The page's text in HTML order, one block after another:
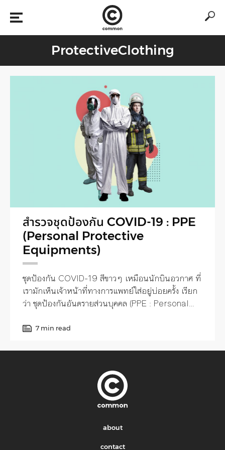
ProtectiveClothing
สำรวจชุดป้องกัน COVID-19 : PPE
(Personal Protective
Equipments)
ชุดป้องกัน COVID-19 สีขาวๆ เหมือนนักบินอวกาศ ที่
เรามักเห็นเจ้าหน้าที่ทางการแพทย์ใส่อยู่บ่อยครั้ง เรียก
ว่า ชุดป้องกันอันตรายส่วนบุคคล (PPE : Personal
7 min read
about
contact